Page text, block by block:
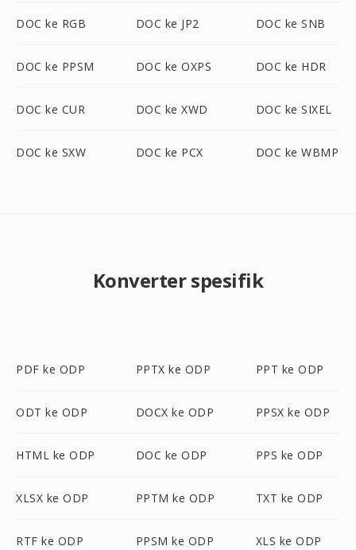
DOC ke RGB DOC ke JP2 DOC ke SNB
DOC ke PPSM DOC ke OXPS DOC ke HDR
DOC ke CUR DOC ke XWD DOC ke SIXEL
DOC ke SXW DOC ke PCX DOC ke WBMP
Konverter spesifik
PDF ke ODP PPTX ke ODP PPT ke ODP
ODT ke ODP DOCX ke ODP PPSX ke ODP
HTML ke ODP DOC ke ODP PPS ke ODP
XLSX ke ODP PPTM ke ODP TXT ke ODP
RTF ke ODP PPSM ke ODP XLS ke ODP